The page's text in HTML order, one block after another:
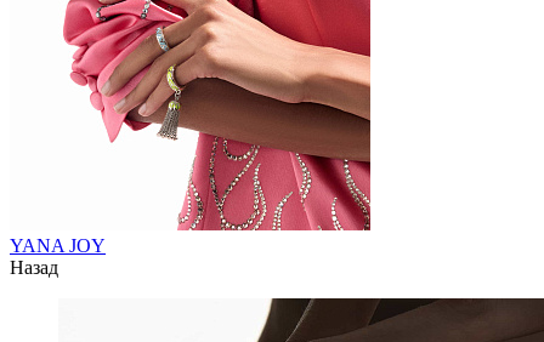
YANA JOY
Назад